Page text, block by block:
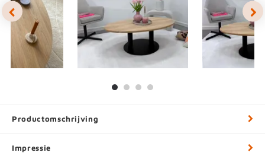
Productomschrijving
Impressie